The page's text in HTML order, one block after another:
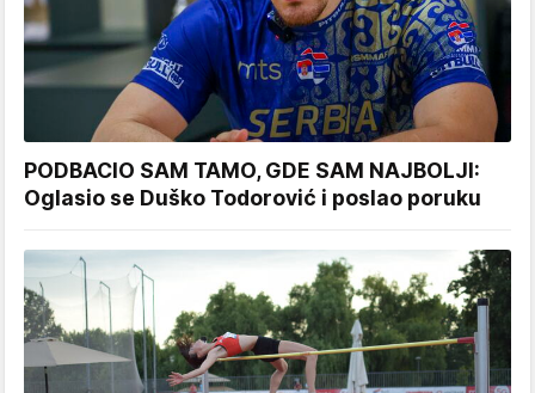
PODBACIO SAM TAMO, GDE SAM NAJBOLJI:
Oglasio se Duško Todorović i poslao poruku